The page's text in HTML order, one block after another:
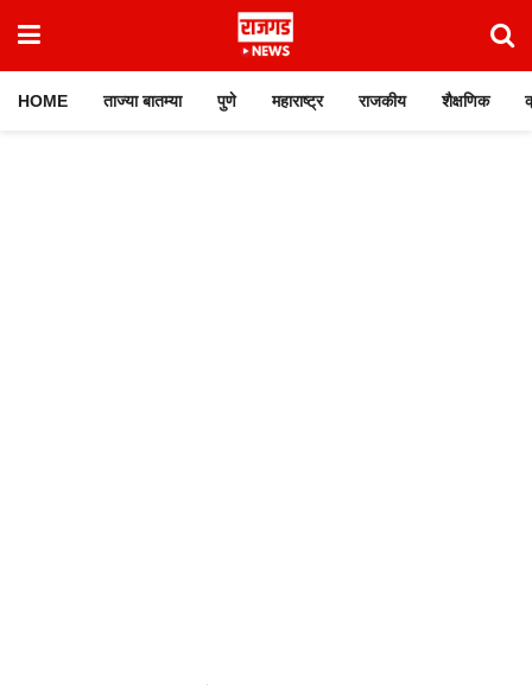
HOME ताज्या बातम्या पुणे महाराष्ट्र राजकीय शैक्षणिक